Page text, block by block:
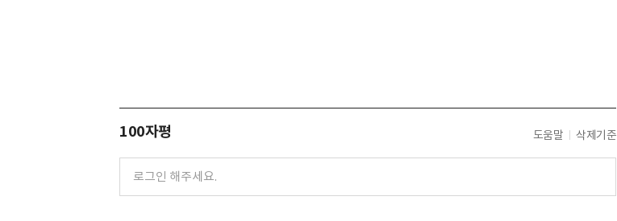
100자평 도움말 삭제기준